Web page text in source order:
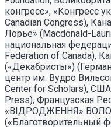
конгресс», «Конгресс
Canadian Congress),
Лорье» (Macdonald-
национальная
Federation of Canada),
(«Декабристы»)
центр им. Вудро
Center for Scholars),
Press), Французская
«ВIДРОДЖЕННЯ»
(«Благотворительный